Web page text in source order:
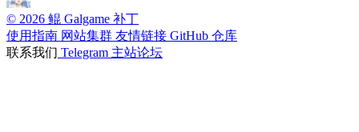
© 2026 鲲 Galgame 补丁
使用指南 网站集群 友情链接 GitHub 仓库
联系我们 Telegram 主站论坛